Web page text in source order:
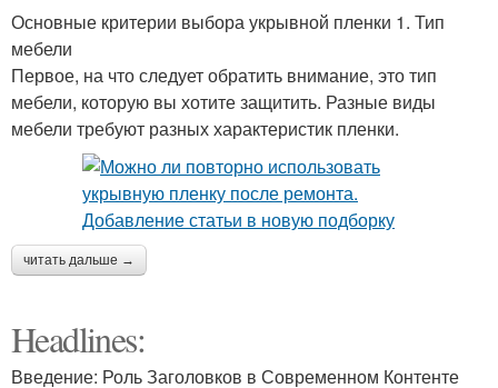
Основные критерии выбора укрывной пленки 1. Тип
мебели
Первое, на что следует обратить внимание, это тип
мебели, которую вы хотите защитить. Разные виды
мебели требуют разных характеристик пленки.
читать дальше →
Headlines:
Введение: Роль Заголовков в Современном Контенте